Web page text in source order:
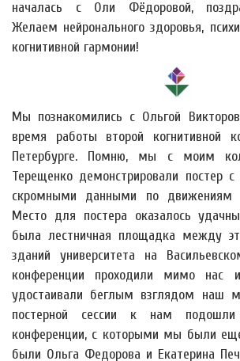
началась с Оли Фёдоровой,
Желаем нейронального здоровья,
когнитивной гармонии!
Мы познакомились с Ольгой
время работы второй когнитивной
Петербурге. Помню, мы с моим
Терещенко демонстрировали постер
скромными данными по движениям
Место для постера оказалось
была лестничная площадка между
зданий университета на
конференции проходили мимо нас
удостаивали беглым взглядом наш
постерной сессии к нам
конференции, с которыми мы были
были Ольга Федорова и Екатерина